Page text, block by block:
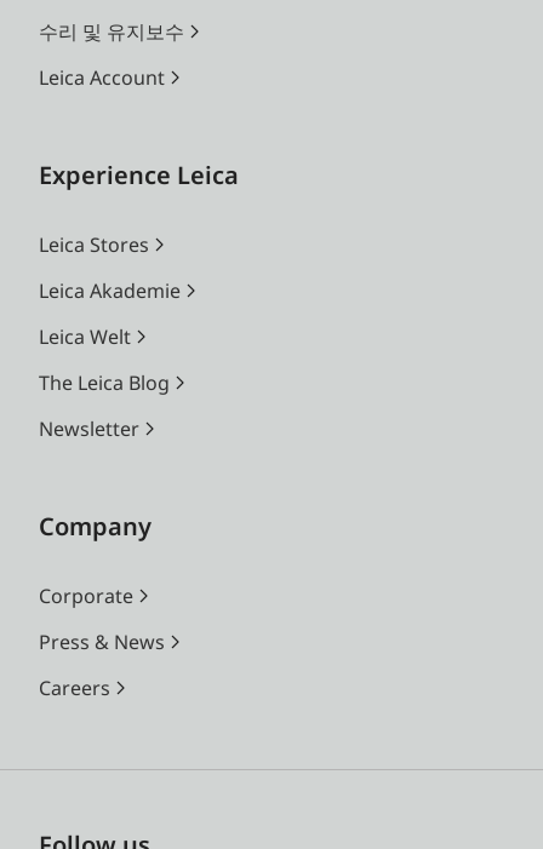
수리 및 유지보수
Leica Account
Experience Leica
Leica Stores
Leica Akademie
Leica Welt
The Leica Blog
Newsletter
Company
Corporate
Press & News
Careers